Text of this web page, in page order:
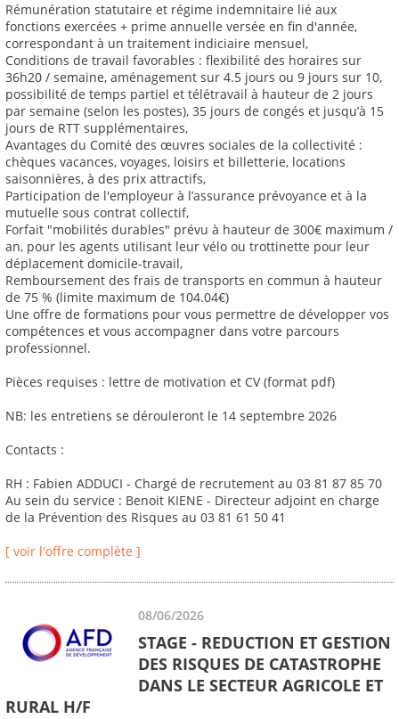
Rémunération statutaire et régime indemnitaire lié aux
fonctions exercées + prime annuelle versée en fin d'année,
correspondant à un traitement indiciaire mensuel,
Conditions de travail favorables : flexibilité des horaires sur
36h20 / semaine, aménagement sur 4.5 jours ou 9 jours sur 10,
possibilité de temps partiel et télétravail à hauteur de 2 jours
par semaine (selon les postes), 35 jours de congés et jusqu’à 15
jours de RTT supplémentaires,
Avantages du Comité des œuvres sociales de la collectivité :
chèques vacances, voyages, loisirs et billetterie, locations
saisonnières, à des prix attractifs,
Participation de l'employeur à l’assurance prévoyance et à la
mutuelle sous contrat collectif,
Forfait "mobilités durables" prévu à hauteur de 300€ maximum /
an, pour les agents utilisant leur vélo ou trottinette pour leur
déplacement domicile-travail,
Remboursement des frais de transports en commun à hauteur
de 75 % (limite maximum de 104.04€)
Une offre de formations pour vous permettre de développer vos
compétences et vous accompagner dans votre parcours
professionnel.
Pièces requises : lettre de motivation et CV (format pdf)
NB: les entretiens se dérouleront le 14 septembre 2026
Contacts :
RH : Fabien ADDUCI - Chargé de recrutement au 03 81 87 85 70
Au sein du service : Benoit KIENE - Directeur adjoint en charge
de la Prévention des Risques au 03 81 61 50 41
[ voir l'offre complète ]
08/06/2026
STAGE - REDUCTION ET GESTION
DES RISQUES DE CATASTROPHE
DANS LE SECTEUR AGRICOLE ET
RURAL H/F